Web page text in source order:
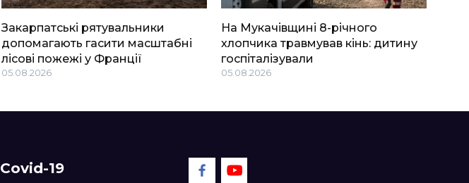
Закарпатські рятувальники
допомагають гасити масштабні
лісові пожежі у Франції
05.08.2026
На Мукачівщині 8-річного
хлопчика травмував кінь: дитину
госпіталізували
05.08.2026
Covid-19